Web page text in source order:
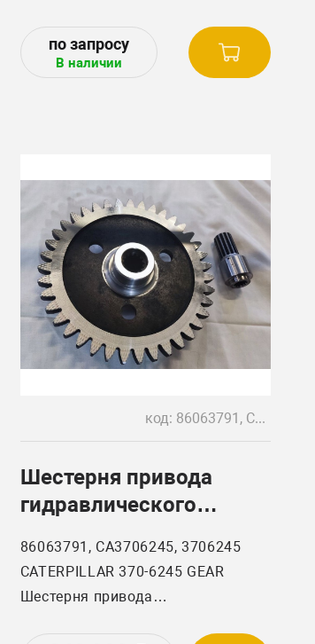
В наличии
код: 86063791, CA3706245
Шестерня привода
гидравлического
Ростсельмаш
86063791, CA3706245, 3706245
CATERPILLAR 370-6245 GEAR
Шестерня привода